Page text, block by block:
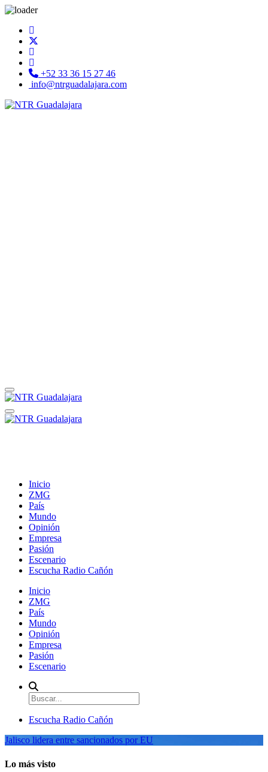
+52 33 36 15 27 46
info@ntrguadalajara.com
Inicio
ZMG
País
Mundo
Opinión
Empresa
Pasión
Escenario
Escucha Radio Cañón
Inicio
ZMG
País
Mundo
Opinión
Empresa
Pasión
Escenario
Escucha Radio Cañón
Jalisco lidera entre sancionados por EU
Lo más visto